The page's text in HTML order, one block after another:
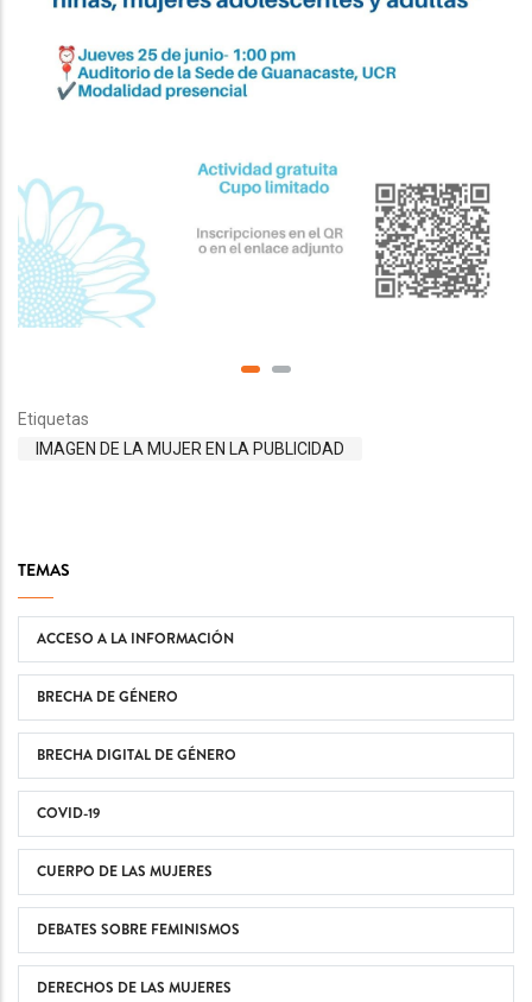
Etiquetas
IMAGEN DE LA MUJER EN LA PUBLICIDAD
TEMAS
ACCESO A LA INFORMACIÓN
BRECHA DE GÉNERO
BRECHA DIGITAL DE GÉNERO
COVID-19
CUERPO DE LAS MUJERES
DEBATES SOBRE FEMINISMOS
DERECHOS DE LAS MUJERES